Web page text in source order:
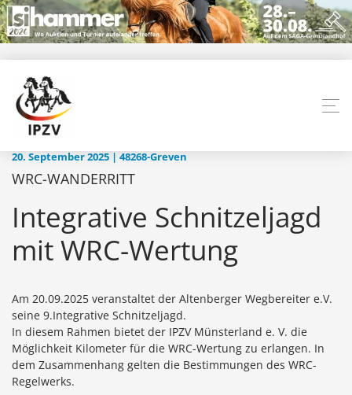
20. September 2025 | 48268-Greven
WRC-WANDERRITT
Integrative Schnitzeljagd
mit WRC-Wertung
Am 20.09.2025 veranstaltet der Altenberger Wegbereiter e.V.
seine 9.Integrative Schnitzeljagd.
In diesem Rahmen bietet der IPZV Münsterland e. V. die
Möglichkeit Kilometer für die WRC-Wertung zu erlangen. In
dem Zusammenhang gelten die Bestimmungen des WRC-
Regelwerks.